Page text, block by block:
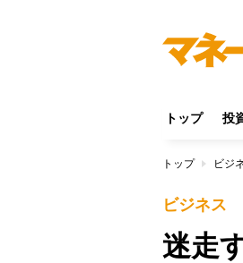
トップ 投
トップ ビジ
ビジネス
迷走